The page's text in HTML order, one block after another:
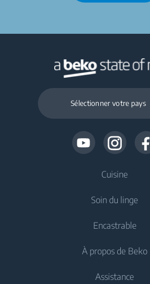
Sélectionner votre pays
Cuisine
Réfrigérateur
Congélateur
Soin du linge
Lave-linge pose libre
Lavante-séchante
Encastrable
Réfrigérateur encastrable
À propos de Beko
Assistance